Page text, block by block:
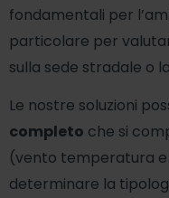
fondamentali per
particolare per
sulla sede stradale o
Le nostre soluzioni
completo che si
(vento temperatura
determinare la